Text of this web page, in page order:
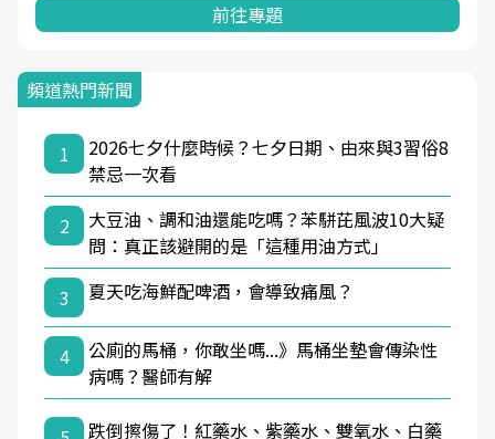
前往專題
頻道熱門新聞
1
2026七夕什麼時候？七夕日期、由來與3習俗8
禁忌一次看
2
大豆油、調和油還能吃嗎？苯駢芘風波10大疑
問：真正該避開的是「這種用油方式」
3
夏天吃海鮮配啤酒，會導致痛風？
4
公廁的馬桶，你敢坐嗎...》馬桶坐墊會傳染性
病嗎？醫師有解
跌倒擦傷了！紅藥水、紫藥水、雙氧水、白藥